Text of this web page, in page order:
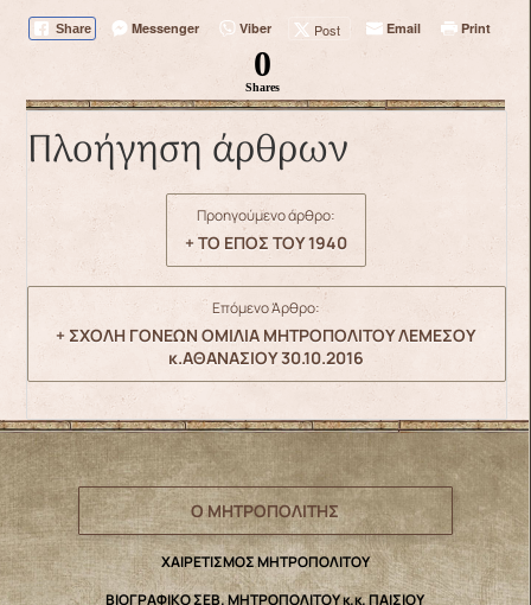
Share Messenger Viber Post Email Print
0
Shares
Πλοήγηση άρθρων
Προηγούμενο άρθρο:
+ ΤΟ ΕΠΟΣ ΤΟΥ 1940
Επόμενο Άρθρο:
+ ΣΧΟΛΗ ΓΟΝΕΩΝ ΟΜΙΛΙΑ ΜΗΤΡΟΠΟΛΙΤΟΥ ΛΕΜΕΣΟΥ
κ.ΑΘΑΝΑΣΙΟΥ 30.10.2016
Ο ΜΗΤΡΟΠΟΛΙΤΗΣ
ΧΑΙΡΕΤΙΣΜΟΣ ΜΗΤΡΟΠΟΛΙΤΟΥ
ΒΙΟΓΡΑΦΙΚΟ ΣΕΒ. ΜΗΤΡΟΠΟΛΙΤΟΥ κ.κ. ΠΑΙΣΙΟΥ